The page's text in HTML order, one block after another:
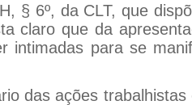
§ 6º, da CLT, que
claro que da
intimadas para se
das ações